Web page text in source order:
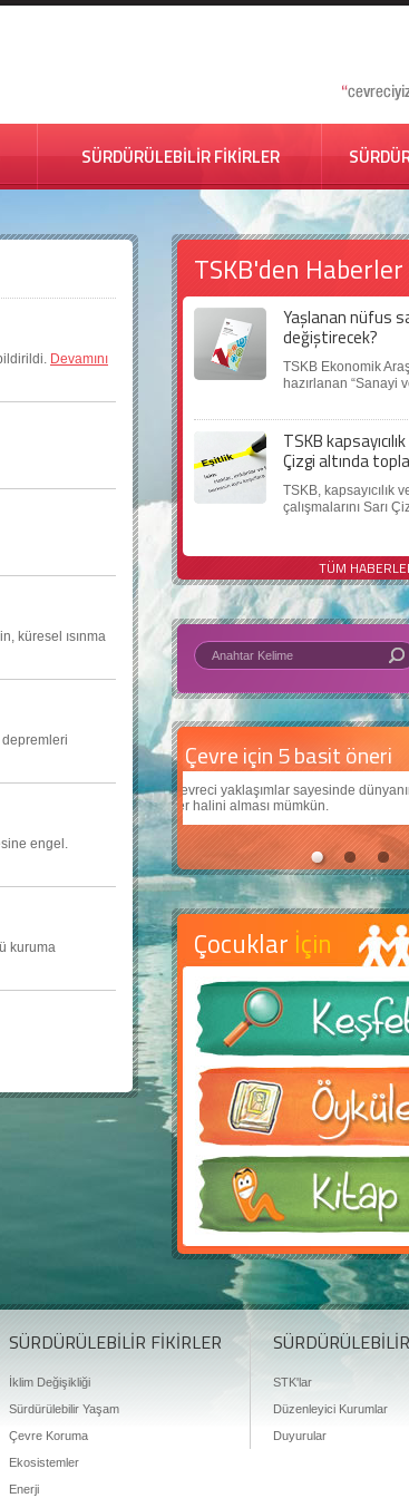
SÜRDÜRÜLEBİLİR FİKİRLER
Devamını
küresel ısınma
depremleri
engel.
kuruma
TSKB'den Haberler
Yaşlanan nüfus
değiştirecek?
TSKB Ekonomik
hazırlanan “Sanayi
TSKB
Çizgi altında
TSKB, kapsayıcılık
çalışmalarını Sarı
TÜM
Çevre için 5 basit öneri
dünyanın daha iyi bir
Daha iyi bir dünya için
Çocuklarımıza daha güzel bir
teknolojiden nasıl yararlanırız?
Çocuklar İçin
SÜRDÜRÜLEBİLİR FİKİRLER
İklim Değişikliği
Sürdürülebilir Yaşam
Çevre Koruma
Ekosistemler
Enerji
STK'lar
Düzenleyici Kurumlar
Duyurular